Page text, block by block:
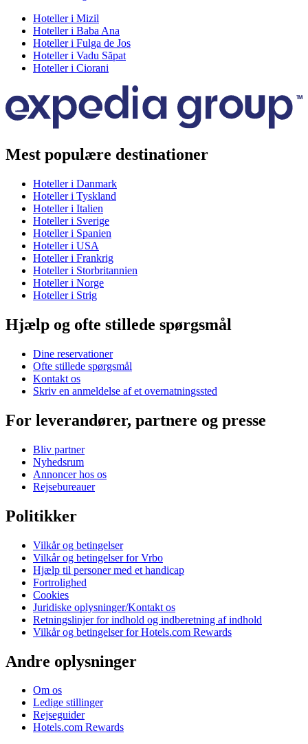
Hoteller i Mizil
Hoteller i Baba Ana
Hoteller i Fulga de Jos
Hoteller i Vadu Săpat
Hoteller i Ciorani
Mest populære destinationer
Hoteller i Danmark
Hoteller i Tyskland
Hoteller i Italien
Hoteller i Sverige
Hoteller i Spanien
Hoteller i USA
Hoteller i Frankrig
Hoteller i Storbritannien
Hoteller i Norge
Hoteller i Strig
Hjælp og ofte stillede spørgsmål
Dine reservationer
Ofte stillede spørgsmål
Kontakt os
Skriv en anmeldelse af et overnatningssted
For leverandører, partnere og presse
Bliv partner
Nyhedsrum
Annoncer hos os
Rejsebureauer
Politikker
Vilkår og betingelser
Vilkår og betingelser for Vrbo
Hjælp til personer med et handicap
Fortrolighed
Cookies
Juridiske oplysninger/Kontakt os
Retningslinjer for indhold og indberetning af indhold
Vilkår og betingelser for Hotels.com Rewards
Andre oplysninger
Om os
Ledige stillinger
Rejseguider
Hotels.com Rewards